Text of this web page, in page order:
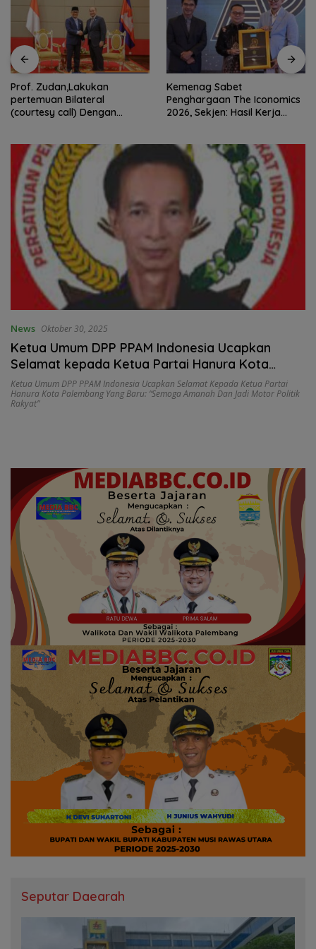
Prof. Zudan,Lakukan
pertemuan Bilateral
(courtesy call) Dengan
Siapkan Indonesia Jadi Pusat
Kolaborasi ASN ASEAN
Kemenag Sabet
Penghargaan The Iconomics
2026, Sekjen: Hasil Kerja
News Oktober 30, 2025
Ketua Umum DPP PPAM Indonesia Ucapkan
Selamat kepada Ketua Partai Hanura Kota
Palembang yang Baru: “Semoga Amanah dan
Jadi Motor Politik Rakyat”
Ketua Umum DPP PPAM Indonesia Ucapkan Selamat Kepada Ketua Partai
Hanura Kota Palembang Yang Baru: “Semoga Amanah Dan Jadi Motor Politik
Rakyat”
Seputar Daearah